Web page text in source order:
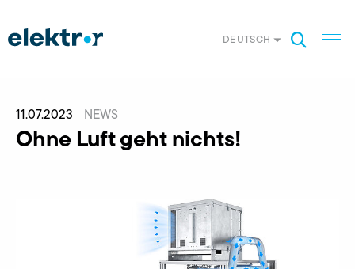
DEUTSCH
11.07.2023 NEWS
Ohne Luft geht nichts!